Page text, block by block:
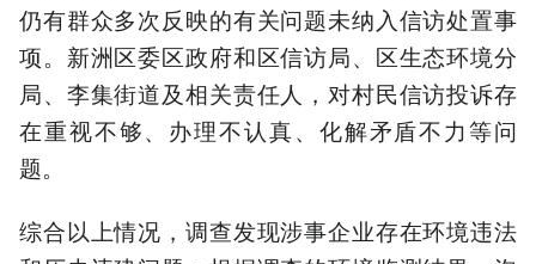
仍有群众多次反映的有关问题未纳入信访处置事
项。新洲区委区政府和区信访局、区生态环境分
局、李集街道及相关责任人，对村民信访投诉存
在重视不够、办理不认真、化解矛盾不力等问
题。
综合以上情况，调查发现涉事企业存在环境违法